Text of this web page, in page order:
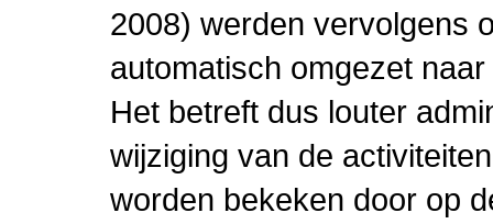
2008) werden vervolgens
automatisch omgezet
Het betreft dus louter
wijziging van de
worden bekeken door op